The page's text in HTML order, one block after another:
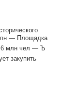
— Площадка
млн чел — Ъ
закупить